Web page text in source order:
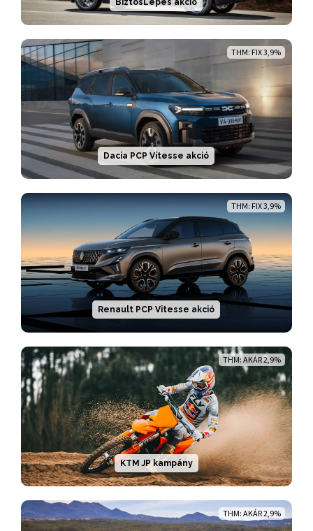
BiztosLépés akció
THM: FIX 3,9%
Dacia PCP Vitesse akció
THM: FIX 3,9%
Renault PCP Vitesse akció
THM: AKÁR 2,9%
KTM JP kampány
THM: AKÁR 2,9%